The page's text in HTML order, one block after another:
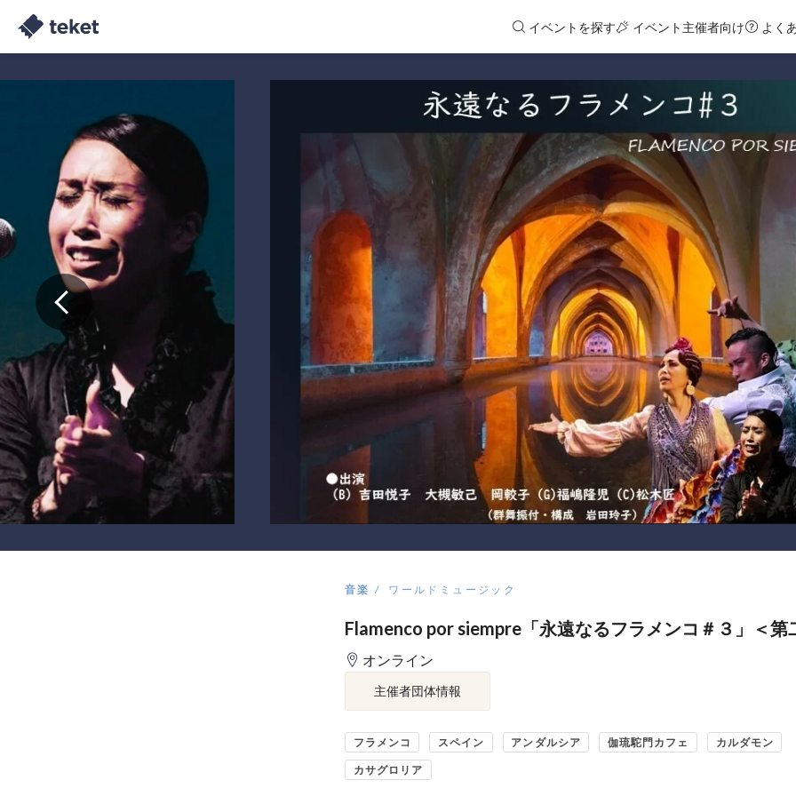
イベントを探す イベント主催者向け よく
音楽 ワールドミュージック
Flamenco por siempre「永遠なるフラメンコ＃３」＜第
オンライン
主催者団体情報
フラメンコ スペイン アンダルシア 伽琉駝門カフェ カルダモン
カサグロリア